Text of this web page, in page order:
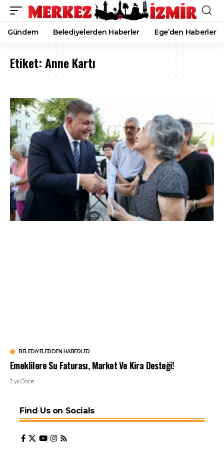
Gündem Belediyelerden Haberler Ege’den Haberler
Etiket:Anne Kartı
BELEDIYELERDEN HABERLER
Emeklilere Su Faturası, Market Ve Kira Desteği!
2 yıl Önce
Find Us on Socials